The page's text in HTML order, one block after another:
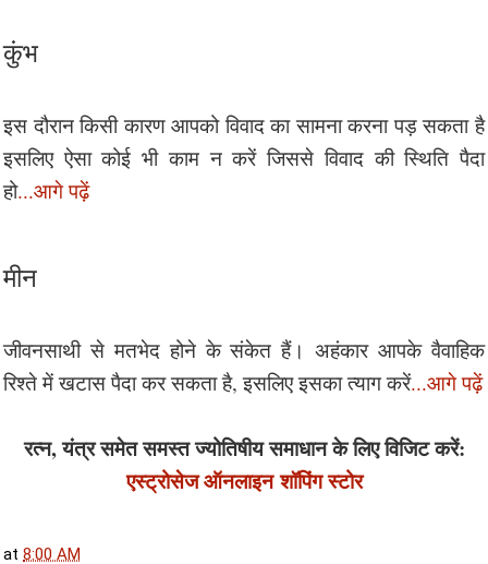
कुंभ
इस दौरान किसी कारण आपको विवाद का सामना करना पड़ सकता है
इसलिए ऐसा कोई भी काम न करें जिससे विवाद की स्थिति पैदा
हो...आगे पढ़ें
मीन
जीवनसाथी से मतभेद होने के संकेत हैं। अहंकार आपके वैवाहिक
रिश्ते में खटास पैदा कर सकता है, इसलिए इसका त्याग करें...आगे पढ़ें
रत्न, यंत्र समेत समस्त ज्योतिषीय समाधान के लिए विजिट करें:
एस्ट्रोसेज ऑनलाइन शॉपिंग स्टोर
at 8:00 AM